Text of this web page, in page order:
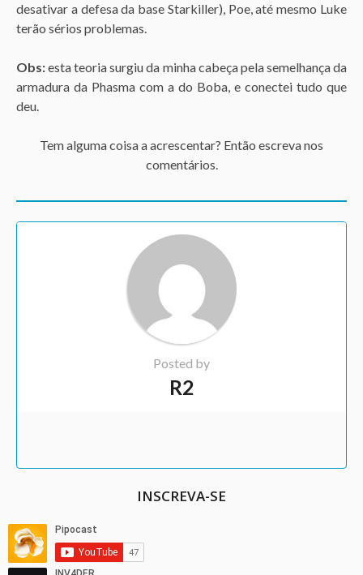
desativar a defesa da base Starkiller), Poe, até mesmo Luke
terão sérios problemas.
Obs:esta teoria surgiu da minha cabeça pela semelhança da
armadura da Phasma com a do Boba, e conectei tudo que
deu.
Tem alguma coisa a acrescentar? Então escreva nos
comentários.
Posted by
R2
INSCREVA-SE